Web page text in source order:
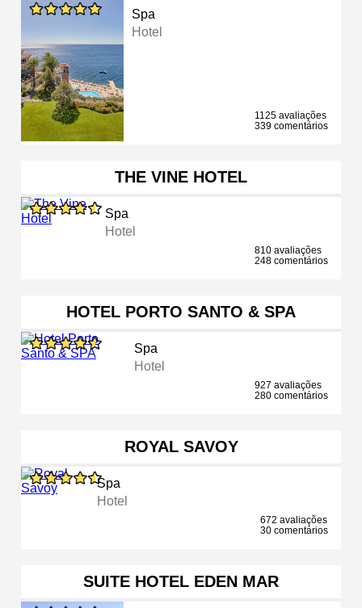
Spa
Hotel
1125 avaliações
339 comentários
THE VINE HOTEL
Spa
Hotel
810 avaliações
248 comentários
HOTEL PORTO SANTO & SPA
Spa
Hotel
927 avaliações
280 comentários
ROYAL SAVOY
Spa
Hotel
672 avaliações
30 comentários
SUITE HOTEL EDEN MAR